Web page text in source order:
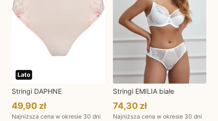
Lato
Stringi DAPHNE
49,90 zł
Najniższa cena w okresie 30 dni
Stringi EMILIA białe
74,30 zł
Najniższa cena w okresie 30 dni